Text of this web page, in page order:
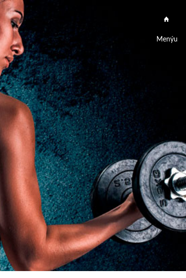
Menýu